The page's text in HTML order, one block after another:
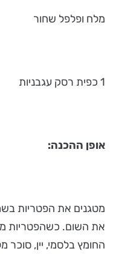
מלח ופלפל שחור
1 כפית רסק עגבניות
אופן ההכנה:
מטגנים את הפטריות
את השום. כשהפטריות